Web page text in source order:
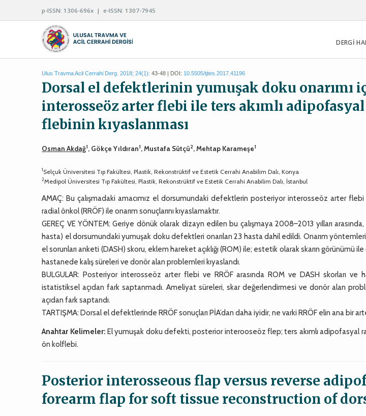
p-ISSN: 1306-696x | e-ISSN: 1307-7945
DERGİ
Ulus Travma Acil Cerrahi Derg. 2018; 24(1): 43-48 | DOI: 10.5505/tjtes.2017.41196
Dorsal el defektlerinin yumuşak doku onarımı
interosseöz arter flebi ile ters akımlı
flebinin kıyaslanması
Osman Akdağ1, Gökçe Yıldıran1, Mustafa Sütçü2, Mehtap Karameşe1
1Selçuk Üniversitesi Tıp Fakültesi, Plastik, Rekonstrüktif ve Estetik Cerrahi Anabilim Dalı, Konya
2Medipol Üniversitesi Tıp Fakültesi, Plastik, Rekonstrüktif ve Estetik Cerrahi Anabilim Dalı, İstanbul
AMAÇ: Bu çalışmadaki amacımız el dorsumundaki defektlerin posteriyor interosseöz arter
radial önkol (RRÖF) ile onarım sonuçlarını kıyaslamaktır.
GEREÇ VE YÖNTEM: Geriye dönük olarak dizayn edilen bu çalışmaya 2008–2013 yılları
hasta) el dorsumundaki yumuşak doku defektleri onarılan 23 hasta dahil edildi. Onarım
el sorunları anketi (DASH) skoru, eklem hareket açıklığı (ROM) ile; estetik olarak skarın görünümü
hastanede kalış süreleri ve donör alan problemleri kıyaslandı.
BULGULAR: Posteriyor interosseöz arter flebi ve RRÖF arasında ROM ve DASH skorları ve
istatistiksel açıdan fark saptanmadı. Ameliyat süreleri, skar değerlendirmesi ve donör alan
açıdan fark saptandı.
TARTIŞMA: Dorsal el defektlerinde RRÖF sonuçları PİA’dan daha iyidir, ne varki RRÖF elin ana bir
Anahtar Kelimeler: El yumuşak doku defekti, posterior interooseöz flep; ters akımlı adipofasyal
ön kolflebi.
Posterior interosseous flap versus reverse
forearm flap for soft tissue reconstruction of